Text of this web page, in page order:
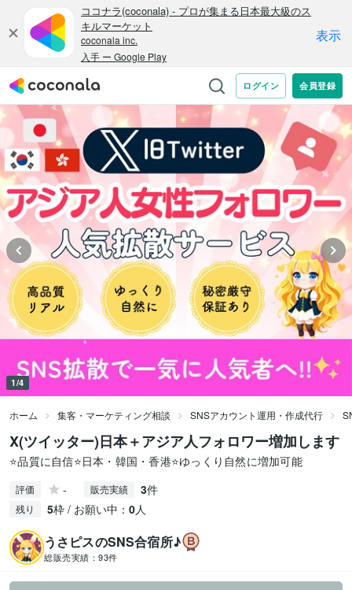
1/4
ホーム 集客・マーケティング相談 SNSアカウント運用・作成代行
X(ツイッター)日本＋アジア人フォロワー増加します
⭐️品質に自信⭐️日本・韓国・香港⭐️ゆっくり自然に増加可能
評価 - 販売実績 3件
残り 5枠 / お願い中： 0人
うさピスのSNS合宿所♪
総販売実績： 93件